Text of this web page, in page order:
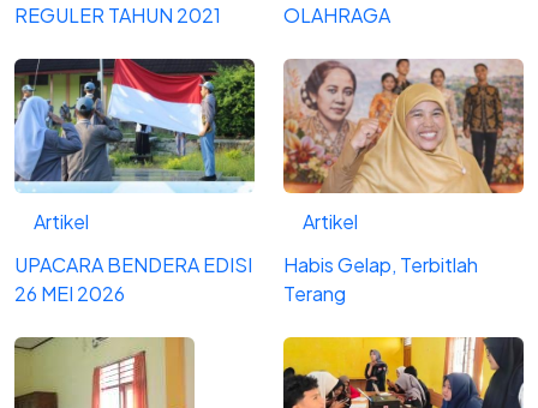
REGULER TAHUN 2021
OLAHRAGA
Artikel
UPACARA BENDERA EDISI
26 MEI 2026
Artikel
Habis Gelap, Terbitlah
Terang